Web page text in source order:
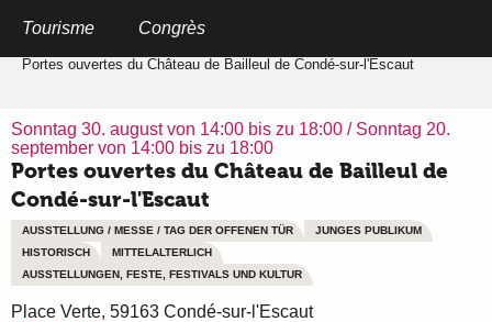
principal
Tourisme Congrès
Portes ouvertes du Château de Bailleul de Condé-sur-l'Escaut
Sonntag 30. august von 14:00 bis zu 18:00 / Sonntag 20.
september von 14:00 bis zu 18:00
Portes ouvertes du Château de Bailleul de
Condé-sur-l'Escaut
AUSSTELLUNG / MESSE / TAG DER OFFENEN TÜR
JUNGES PUBLIKUM
HISTORISCH
MITTELALTERLICH
AUSSTELLUNGEN, FESTE, FESTIVALS UND KULTUR
Place Verte, 59163 Condé-sur-l'Escaut